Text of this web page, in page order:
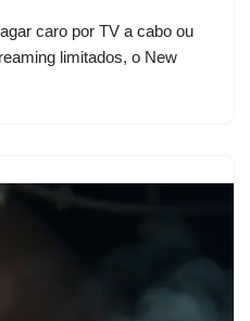
caro por TV a cabo ou
limitados, o New